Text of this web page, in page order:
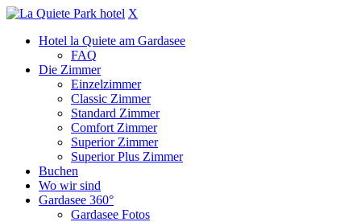
X
Hotel la Quiete am Gardasee
FAQ
Die Zimmer
Einzelzimmer
Classic Zimmer
Standard Zimmer
Comfort Zimmer
Superior Zimmer
Superior Plus Zimmer
Buchen
Wo wir sind
Gardasee 360°
Gardasee Fotos